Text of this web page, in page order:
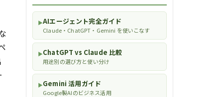
▶AIエージェント完全ガイド
Claude・ChatGPT・Gemini を使いこなす
▶ChatGPT vs Claude 比較
用途別の選び方と使い分け
▶Gemini 活用ガイド
Google製AIのビジネス活用